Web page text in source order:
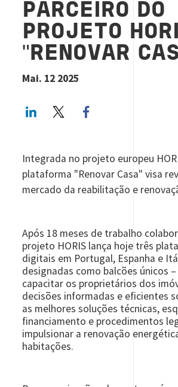
PARCEIRO DO
PROJETO
"RENOVAR
Mai. 12 2025
LinkedInTwitter
Integrada no projeto europeu
plataforma "Renovar Casa" visa
mercado da reabilitação e
Após 18 meses de trabalho
projeto HORIS lança hoje três
digitais em Portugal, Espanha e
designadas como balcões únicos
capacitar os proprietários dos
decisões informadas e eficientes
as melhores soluções técnicas,
financiamento e procedimentos
impulsionar a renovação
habitações.